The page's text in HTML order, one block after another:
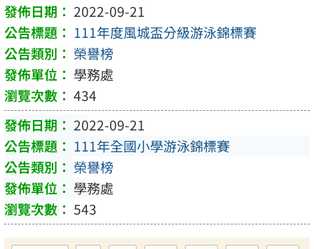
2022-09-21
111年度風城盃分級游泳錦標賽
榮譽榜
學務處
434
2022-09-21
111年全國小學游泳錦標賽
榮譽榜
學務處
543